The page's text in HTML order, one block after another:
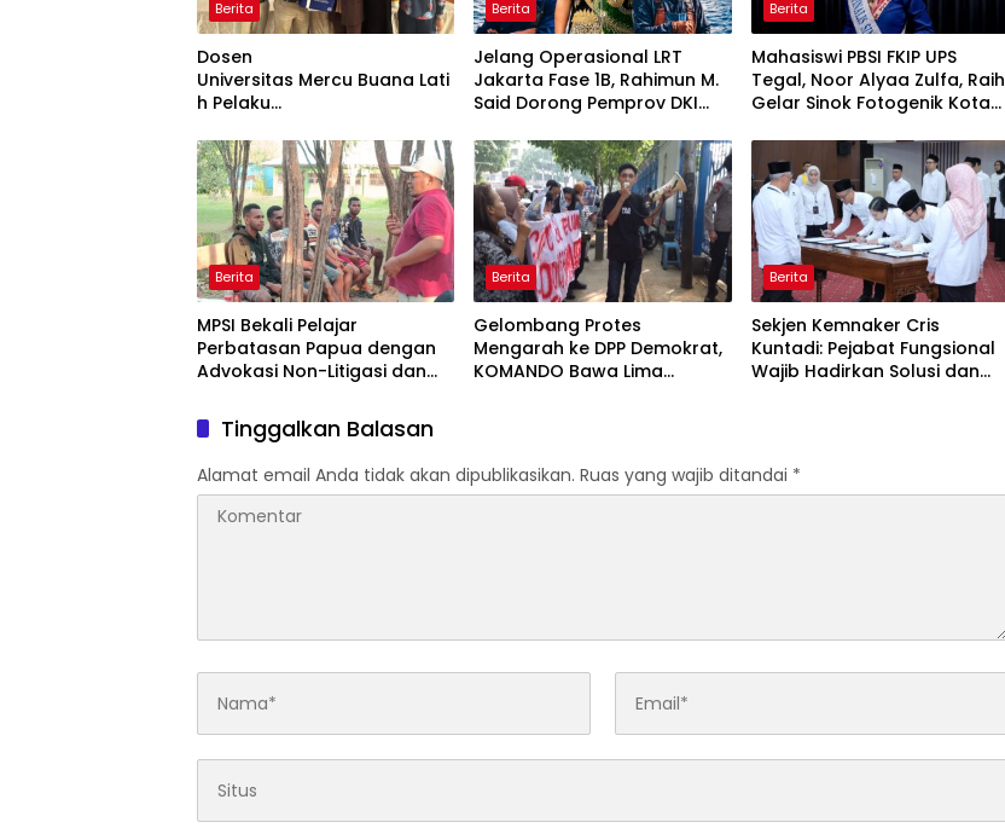
Berita
Dosen
Universitas Mercu Buana Lati
h Pelaku
Lewat Kemasan
dan Pemasaran Digital
Berita
Jelang Operasional LRT
Jakarta Fase 1B, Rahimun M.
Said Dorong Pemprov DKI
Corridor Initiative
Berita
Mahasiswi PBSI FKIP UPS
Tegal, Noor Alyaa Zulfa, Raih
Gelar Sinok Fotogenik Kota
Berita
MPSI Bekali Pelajar
Perbatasan Papua dengan
Advokasi Non-Litigasi dan
Berita
Gelombang Protes
Mengarah ke DPP Demokrat,
KOMANDO Bawa Lima
Berita
Sekjen Kemnaker Cris
Kuntadi: Pejabat Fungsional
Wajib Hadirkan Solusi dan
Tinggalkan Balasan
Alamat email Anda tidak akan dipublikasikan. Ruas yang wajib ditandai *